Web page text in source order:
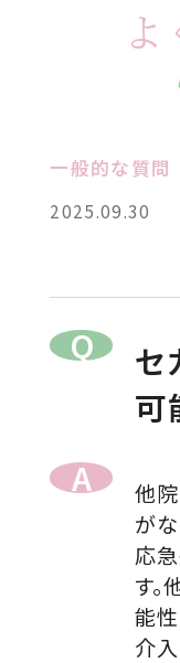
一般的な質問
2025.09.30
セ
可
他
が
応
す
能
介